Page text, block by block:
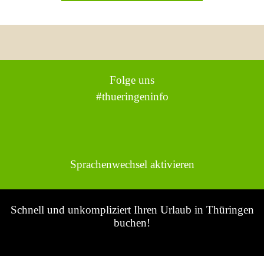
Folge uns
#thueringeninfo
Sprachenwechsel aktivieren
Schnell und unkompliziert Ihren Urlaub in Thüringen
buchen!